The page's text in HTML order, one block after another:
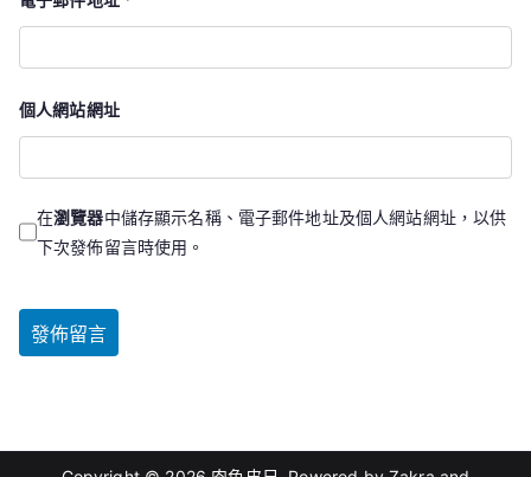
個人網站網址
在瀏覽器中儲存顯示名稱、電子郵件地址及個人網站網址，以供
下次發佈留言時使用。